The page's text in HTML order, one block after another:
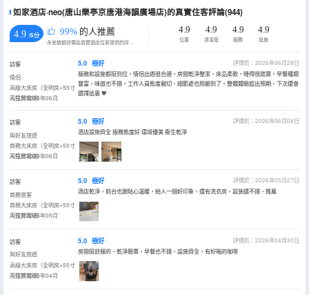
如家酒店·neo(唐山樂亭京唐港海韻廣場店)的真實住客評論(944)
4.9 /5分 99% 的人推薦
永安旅遊評價由真實酒店住客提供的評價。
4.9
位置
4.9
清潔度
4.9
服務
4.9
設施
訪客
情侶
高級大床房（全明房+55寸
可投屏電視）
入住於2026年06月
5.0 極好
評價於：2026年06月28日
服務和設施都挺到位，情侶出遊很合適。房間乾淨整潔，床品柔軟，睡得很踏實。早餐種類
豐富，味道也不錯。工作人員態度親切，細節處也照顧到了。整體體驗超出預期，下次還會
選擇這裏 💖
訪客
與好友旅遊
商務大床房（全明房+55寸
可投屏電視）
入住於2026年06月
5.0 極好
評價於：2026年06月04日
酒店設施齊全 服務態度好 環境優美 衞生乾淨
訪客
商務旅客
商務大床房（全明房+55寸
可投屏電視）
入住於2026年05月
5.0 極好
評價於：2026年05月27日
酒店乾淨，前台也跟貼心温暖，給人一個好印象，還有洗衣房，設施還不錯，推薦
訪客
與好友旅遊
高級大床房（全明房+55寸
可投屏電視）
入住於2026年04月
5.0 極好
評價於：2026年04月30日
房間挺舒服的，乾淨簡單，早餐也不錯，設施齊全，有好喝的咖啡